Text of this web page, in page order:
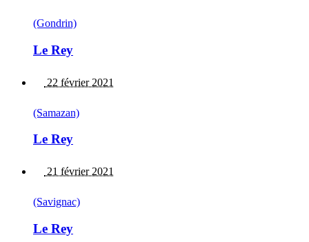
(Gondrin)
Le Rey
22 février 2021
(Samazan)
Le Rey
21 février 2021
(Savignac)
Le Rey